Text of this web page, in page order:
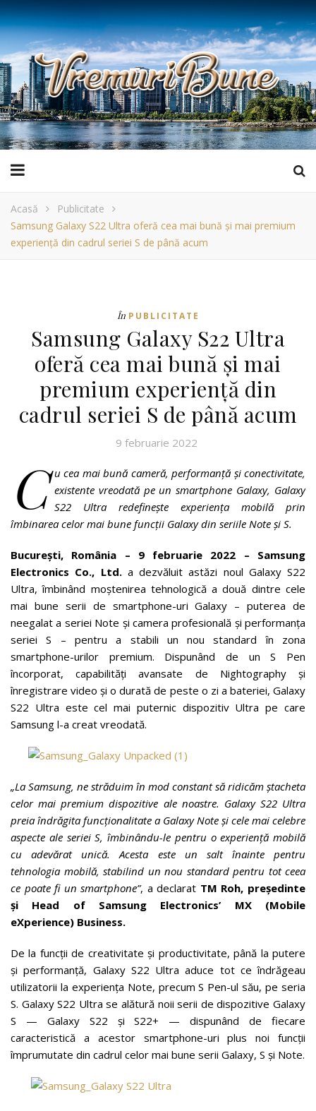
Acasă
Publicitate
Samsung Galaxy S22 Ultra oferă cea mai bună și mai premium
experiență din cadrul seriei S de până acum
În PUBLICITATE
Samsung Galaxy S22 Ultra
oferă cea mai bună și mai
premium experiență din
cadrul seriei S de până acum
9 februarie 2022
C u cea mai bună cameră, performanță și conectivitate,
existente vreodată pe un smartphone Galaxy, Galaxy
S22 Ultra redefinește experiența mobilă prin
îmbinarea celor mai bune funcții Galaxy din seriile Note și S.
București, România – 9 februarie 2022 – Samsung
Electronics Co., Ltd.a dezvăluit astăzi noul Galaxy S22
Ultra, îmbinând moștenirea tehnologică a două dintre cele
mai bune serii de smartphone-uri Galaxy – puterea de
neegalat a seriei Note și camera profesională și performanța
seriei S – pentru a stabili un nou standard în zona
smartphone-urilor premium. Dispunând de un S Pen
încorporat, capabilități avansate de Nightography și
înregistrare video și o durată de peste o zi a bateriei, Galaxy
S22 Ultra este cel mai puternic dispozitiv Ultra pe care
Samsung l-a creat vreodată.
„La Samsung, ne străduim în mod constant să ridicăm ștacheta
celor mai premium dispozitive ale noastre. Galaxy S22 Ultra
preia îndrăgita funcționalitate a Galaxy Note și cele mai celebre
aspecte ale seriei S, îmbinându-le pentru o experiență mobilă
cu adevărat unică. Acesta este un salt înainte pentru
tehnologia mobilă, stabilind un nou standard pentru tot ceea
ce poate fi un smartphone”, a declarat TM Roh, președinte
și Head of Samsung Electronics’ MX (Mobile
eXperience) Business.
De la funcții de creativitate și productivitate, până la putere
și performanță, Galaxy S22 Ultra aduce tot ce îndrăgeau
utilizatorii la experiența Note, precum S Pen-ul său, pe seria
S. Galaxy S22 Ultra se alătură noii serii de dispozitive Galaxy
S — Galaxy S22 și S22+ — dispunând de fiecare
caracteristică a acestor smartphone-uri plus noi funcții
împrumutate din cadrul celor mai bune serii Galaxy, S și Note.